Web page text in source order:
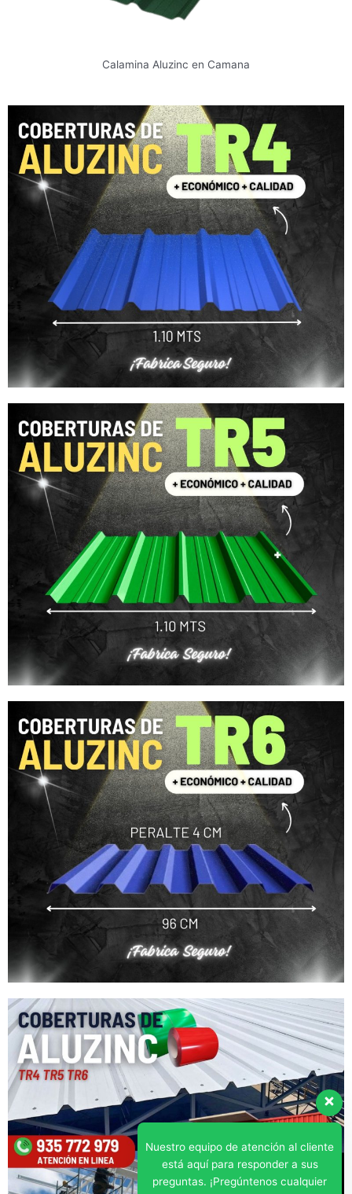
Calamina Aluzinc en Camana
Nuestro equipo de atención al cliente
está aquí para responder a sus
preguntas. ¡Pregúntenos cualquier